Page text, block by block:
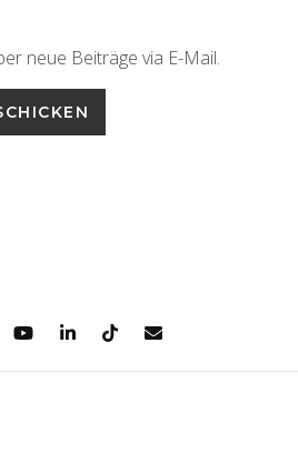
neue Beiträge via E-Mail.